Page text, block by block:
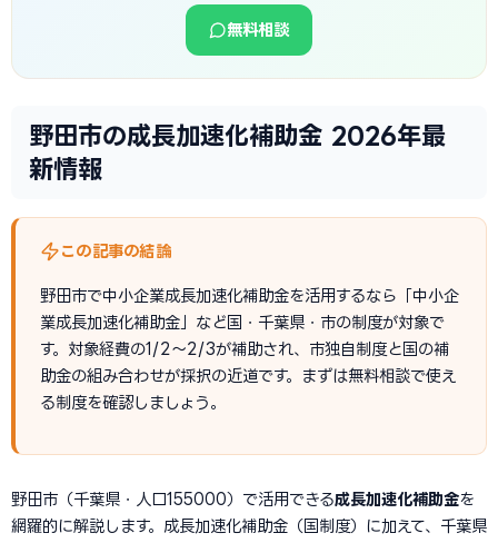
無料相談
野田市の成長加速化補助金 2026年最
新情報
この記事の結論
野田市で中小企業成長加速化補助金を活用するなら「中小企
業成長加速化補助金」など国・千葉県・市の制度が対象で
す。対象経費の1/2〜2/3が補助され、市独自制度と国の補
助金の組み合わせが採択の近道です。まずは無料相談で使え
る制度を確認しましょう。
野田市（千葉県・人口155000）で活用できる成長加速化補助金を
網羅的に解説します。成長加速化補助金（国制度）に加えて、千葉県